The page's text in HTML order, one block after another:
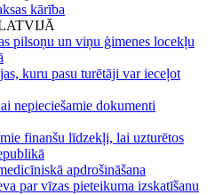
kārība
pilsoņu un viņu ģimenes locekļu
kuru pasu turētāji var ieceļot
nepieciešamie dokumenti
finanšu līdzekļi, lai uzturētos
apdrošināšana
par vīzas pieteikuma izskatīšanu